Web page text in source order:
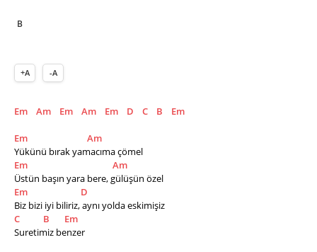
B
+A -A
Em Am Em Am Em D C B Em
Em
Am
Yükünü bırak yamacıma çömel
Em
Am
Üstün başın yara bere, gülüşün özel
Em
D
Biz bizi iyi biliriz, aynı yolda eskimişiz
C
B
Em
Suretimiz benzer